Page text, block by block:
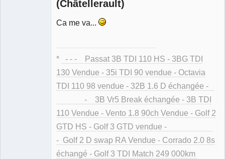
(Châtellerault)
Ca me va...
*
- - - Passat 3B TDI 110 HS - 3BG TDI
130 Vendue - 35i TDI 90 vendue - Octavia
TDI 110 98 vendue - 32B 1.6 D échangée -
- 3B Vr5 Break échangée - 3B TDI
110 Vendue - Vento 1.8 90ch Vendue - Golf 2
GTD HS - Golf 3 GTD vendue -
- Golf 2 D swap RA Vendue - Corrado 2.0 8s
échangé - Golf 3 TDI Match 249 000km